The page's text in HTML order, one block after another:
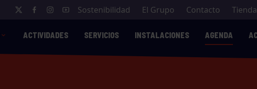
Sostenibilidad El Grupo Contacto
ACTIVIDADES SERVICIOS INSTALACIONES AGENDA